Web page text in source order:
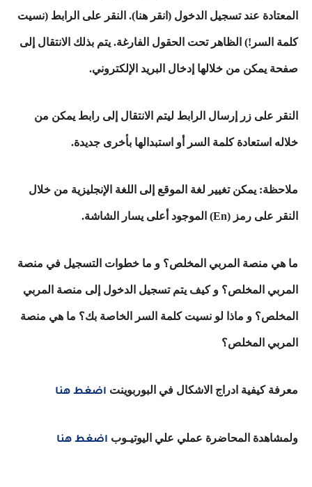
المعتادة عند تسجيل الدخول (انقر هنا). النقر على الرابط (نسيت
كلمة السر!) الظاهر تحت الحقول الفارغة. يتم بذلك الانتقال إلى
صفحة يمكن من خلالها إدخال البريد الإلكتروني.
النقر على زر إرسال الرابط ليتم الانتقال إلى رابط يمكن من
خلاله استعادة كلمة السر أو استبدالها بأخرى جديدة.
ملاحظة: يمكن تغيير لغة الموقع إلى اللغة الإنجليزية من خلال
النقر على رمز (En) الموجود أعلى يسار الشاشة.
ما هي منصة المربي المخلص؟ و ما خطوات التسجيل في منصة
المربي المخلص؟ و كيف يتم تسجيل الدخول إلى منصة المربي
المخلص؟ و ماذا لو نسيت كلمة السر الخاصة بك؟ ما هي منصة
المربي المخلص؟
معرفة كيفية ادراج الاشكال في البوربوينت اضغط هنا
ولمشاهدة المحاضرة عملي علي اليوتيـوب اضغط هنا